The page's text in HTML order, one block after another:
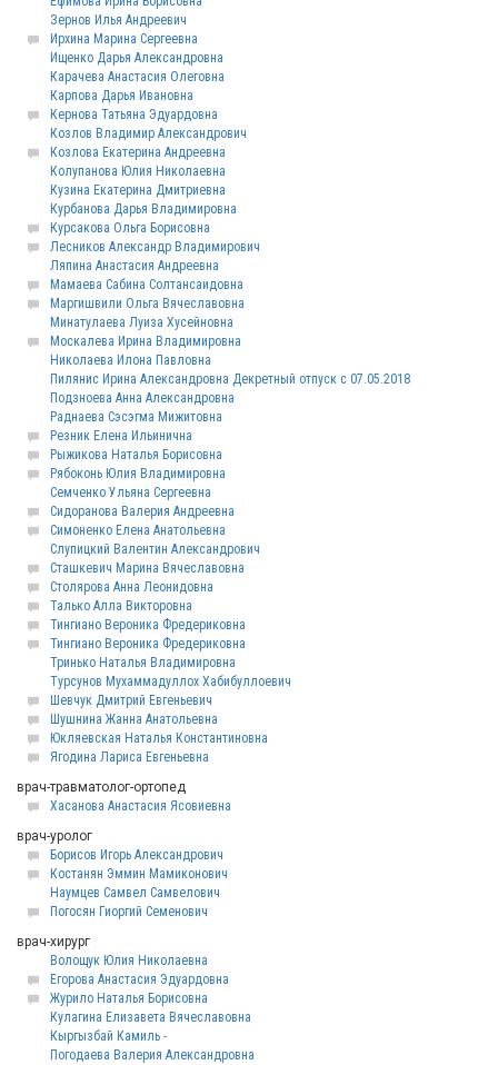
Зернов Илья Андреевич
Ирхина Марина Сергеевна
Ищенко Дарья Александровна
Карачева Анастасия Олеговна
Карпова Дарья Ивановна
Кернова Татьяна Эдуардовна
Козлов Владимир Александрович
Козлова Екатерина Андреевна
Колупанова Юлия Николаевна
Кузина Екатерина Дмитриевна
Курбанова Дарья Владимировна
Курсакова Ольга Борисовна
Лесников Александр Владимирович
Ляпина Анастасия Андреевна
Мамаева Сабина Солтансаидовна
Маргишвили Ольга Вячеславовна
Минатулаева Луиза Хусейновна
Москалева Ирина Владимировна
Николаева Илона Павловна
Пилянис Ирина Александровна Декретный отпуск с 07.05.2018
Подзноева Анна Александровна
Раднаева Сэсэгма Мижитовна
Резник Елена Ильинична
Рыжикова Наталья Борисовна
Рябоконь Юлия Владимировна
Семченко Ульяна Сергеевна
Сидоранова Валерия Андреевна
Симоненко Елена Анатольевна
Слупицкий Валентин Александрович
Сташкевич Марина Вячеславовна
Столярова Анна Леонидовна
Талько Алла Викторовна
Тингиано Вероника Фредериковна
Тингиано Вероника Фредериковна
Тринько Наталья Владимировна
Турсунов Мухаммадуллох Хабибуллоевич
Шевчук Дмитрий Евгеньевич
Шушнина Жанна Анатольевна
Юкляевская Наталья Константиновна
Ягодина Лариса Евгеньевна
врач-травматолог-ортопед
Хасанова Анастасия Ясовиевна
врач-уролог
Борисов Игорь Александрович
Костанян Эммин Мамиконович
Наумцев Самвел Самвелович
Погосян Гиоргий Семенович
врач-хирург
Волощук Юлия Николаевна
Егорова Анастасия Эдуардовна
Журило Наталья Борисовна
Кулагина Елизавета Вячеславовна
Кыргызбай Камиль -
Погодаева Валерия Александровна